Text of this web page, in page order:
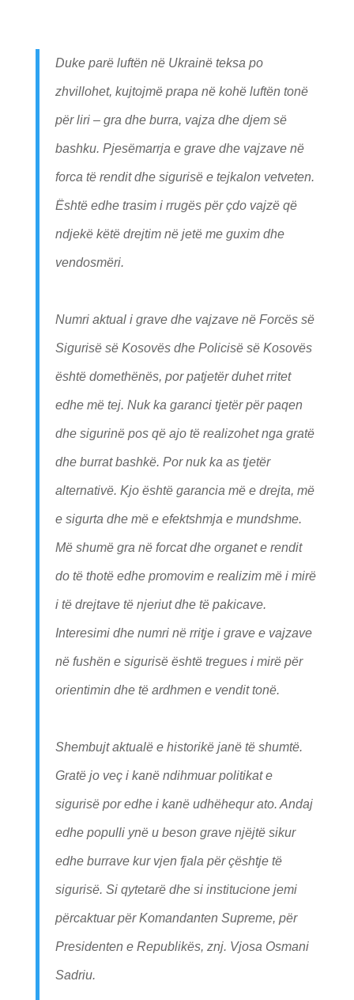
Duke parë luftën në Ukrainë teksa po
zhvillohet, kujtojmë prapa në kohë luftën tonë
për liri – gra dhe burra, vajza dhe djem së
bashku. Pjesëmarrja e grave dhe vajzave në
forca të rendit dhe sigurisë e tejkalon vetveten.
Është edhe trasim i rrugës për çdo vajzë që
ndjekë këtë drejtim në jetë me guxim dhe
vendosmëri.
Numri aktual i grave dhe vajzave në Forcës së
Sigurisë së Kosovës dhe Policisë së Kosovës
është domethënës, por patjetër duhet rritet
edhe më tej. Nuk ka garanci tjetër për paqen
dhe sigurinë pos që ajo të realizohet nga gratë
dhe burrat bashkë. Por nuk ka as tjetër
alternativë. Kjo është garancia më e drejta, më
e sigurta dhe më e efektshmja e mundshme.
Më shumë gra në forcat dhe organet e rendit
do të thotë edhe promovim e realizim më i mirë
i të drejtave të njeriut dhe të pakicave.
Interesimi dhe numri në rritje i grave e vajzave
në fushën e sigurisë është tregues i mirë për
orientimin dhe të ardhmen e vendit tonë.
Shembujt aktualë e historikë janë të shumtë.
Gratë jo veç i kanë ndihmuar politikat e
sigurisë por edhe i kanë udhëhequr ato. Andaj
edhe populli ynë u beson grave njëjtë sikur
edhe burrave kur vjen fjala për çështje të
sigurisë. Si qytetarë dhe si institucione jemi
përcaktuar për Komandanten Supreme, për
Presidenten e Republikës, znj. Vjosa Osmani
Sadriu.